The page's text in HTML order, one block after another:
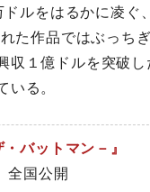
ルをはるかに凌ぐ
た作品ではぶっち
収１億ドルを突破
いる。
バットマン－』
全国公開